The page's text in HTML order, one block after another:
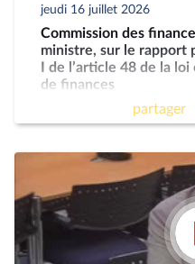
jeudi 16 juillet 2026
Commission des
ministre, sur le rapport
I de l’article 48 de la
de finances
partager